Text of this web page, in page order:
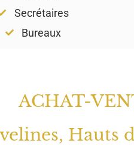
Secrétaires
Bureaux
ACHAT-
Hauts